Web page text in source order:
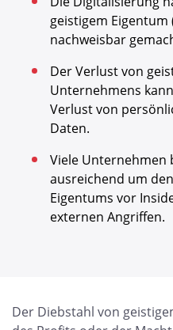
geistigem
nachweisbar
Der Verlust von
Unternehmens
Verlust von
Daten.
Viele Unternehmen
ausreichend um
Eigentums vor
externen Angriffen.
Der Diebstahl von